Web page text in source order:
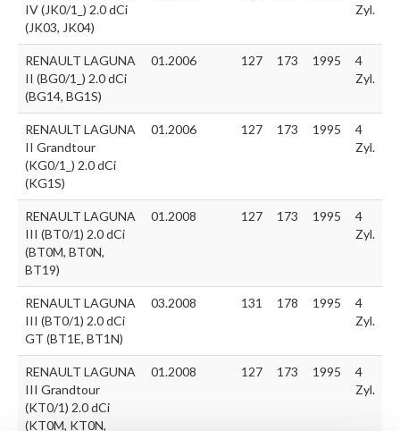
IV (JK0/1_) 2.0 dCi
(JK03, JK04)
Zyl.
RENAULT LAGUNA
II (BG0/1_) 2.0 dCi
(BG14, BG1S)
01.2006 127 173 1995
4
Zyl.
RENAULT LAGUNA
II Grandtour
(KG0/1_) 2.0 dCi
(KG1S)
01.2006 127 173 1995
4
Zyl.
RENAULT LAGUNA
III (BT0/1) 2.0 dCi
(BT0M, BT0N,
BT19)
01.2008 127 173 1995
4
Zyl.
RENAULT LAGUNA
III (BT0/1) 2.0 dCi
GT (BT1E, BT1N)
03.2008 131 178 1995
4
Zyl.
RENAULT LAGUNA
III Grandtour
(KT0/1) 2.0 dCi
(KT0M, KT0N,
01.2008 127 173 1995
4
Zyl.